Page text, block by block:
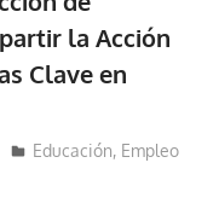
la Acción
Clave en
Educación, Empleo